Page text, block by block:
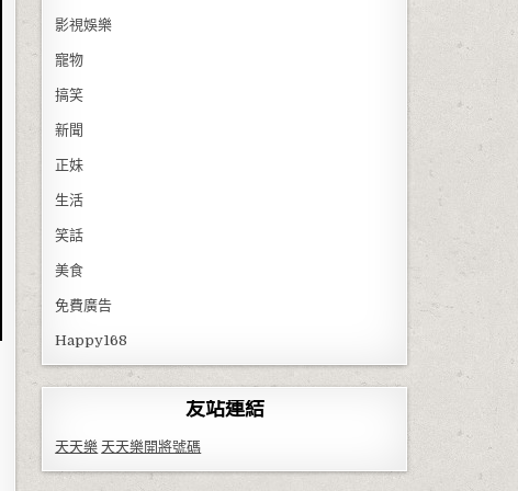
影視娛樂
寵物
搞笑
新聞
正妹
生活
笑話
美食
免費廣告
Happy168
友站連結
天天樂 天天樂開將號碼